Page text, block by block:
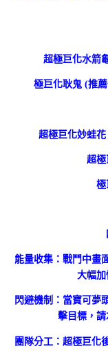
超極巨化水箭
極巨化耿鬼 (推
超極巨化妙蛙
超極
極
能量收集：戰鬥中畫
大幅加
閃避機制：當寶可夢
擊目標，請
團隊分工：超極巨化